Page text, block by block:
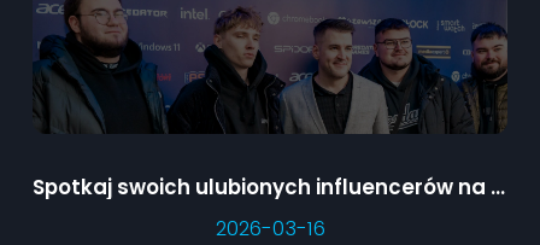
Spotkaj swoich ulubionych influencerów na Wielkim Finale Predator Games!
2026-03-16